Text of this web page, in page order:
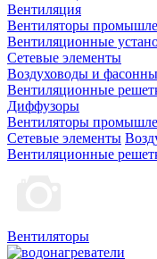
Вентиляция
Вентиляторы
Вентиляционные
Сетевые элементы
Воздуховоды и
Вентиляционные
Диффузоры
Вентиляторы
Сетевые элементы
Вентиляционные
Вентиляторы